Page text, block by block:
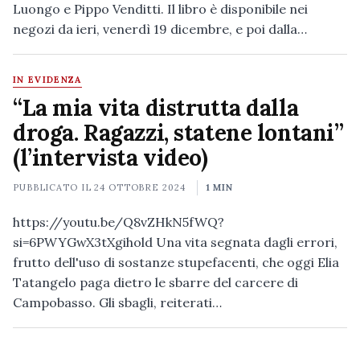
Luongo e Pippo Venditti. Il libro è disponibile nei
negozi da ieri, venerdì 19 dicembre, e poi dalla…
IN EVIDENZA
“La mia vita distrutta dalla
droga. Ragazzi, statene lontani”
(l’intervista video)
PUBBLICATO IL24 OTTOBRE 2024 1 MIN
https://youtu.be/Q8vZHkN5fWQ?
si=6PWYGwX3tXgihold Una vita segnata dagli errori,
frutto dell'uso di sostanze stupefacenti, che oggi Elia
Tatangelo paga dietro le sbarre del carcere di
Campobasso. Gli sbagli, reiterati…